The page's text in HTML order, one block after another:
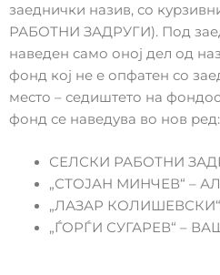
заеднички назив, со
РАБОТНИ ЗАДРУГИ). Под
наведен само оној дел од
фонд кој не е опфатен со
место – седиштето на
фонд се наведува во нов ред:
СЕЛСКИ РАБОТНИ
„СТОЈАН МИНЧЕВ“ –
„ЛАЗАР
„ЃОРЃИ СУГАРЕВ“ –